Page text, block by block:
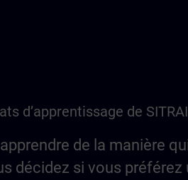
d’apprentissage de
de la manière
décidez si vous